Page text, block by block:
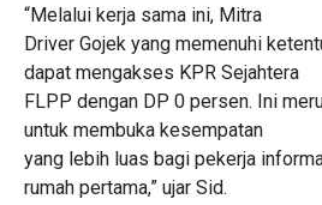
“Melalui kerja sama ini, Mitra
Driver Gojek yang memenuhi
dapat mengakses KPR Sejahtera
FLPP dengan DP 0 persen. Ini
untuk membuka kesempatan
yang lebih luas bagi pekerja
rumah pertama,” ujar Sid.